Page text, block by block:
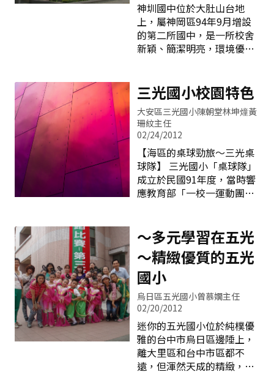
神圳國中位於大肚山台地
上，屬神岡區94年9月增設
的第二所國中，是一所校舍
新穎、簡潔明亮，環境優雅
中市神岡區爭取神圳國中成
為台中第1座校園環保示範
學校，沿著校園入口架設8
座風光電路燈，標榜完全不
使用市電，以風力、太陽能
轉化成電能，供LED路燈照
明用。每年發電量達
8,468KWp，可減少CO2排
放量5,420公斤，約可省下
照明、保障用路人安全的功
能，更因為造型獨特、別具
風味，成為當地居民津津樂
道的景點，真的很風光喔！
座落在大門左側操場小邊坡
平台上的是展現學校發展核
心願景的裝置藝術－「飛躍
神圳」，以藍色為主調的五
彩琉璃雕塑三道水流，陽
光、藍天、綠草相互輝映
下，偶似波光瀲灩，形態
三光國小校園特色
大安區三光國小陳朝堂林坤燑黃
珊紋主任
02/24/2012
【海區的桌球勁旅～三光桌
球隊】 三光國小「桌球隊」
成立於民國91年度，當時響
應教育部「一校一運動團
購買球桌、球拍等球具開
始，從無到有，在歷任校
長、楊育城組長及郭春木教
練的支持努力下，「桌球」
不僅是學校本位課程之一，
也是師生共同學習成長的一
項課程與技能，更逐漸成為
學校與社區重要發展的特
色。 記得郭教練開始測試挑
選選手的時候，學生連桌球
拍都不會拿，練習的時候總
～多元學習在五光
～精緻優質的五光
國小
烏日區五光國小曾慕嫺主任
02/20/2012
迷你的五光國小位於純樸優
雅的台中市烏日區邊陲上，
離大里區和台中市區都不
遠，但渾然天成的精緻，在